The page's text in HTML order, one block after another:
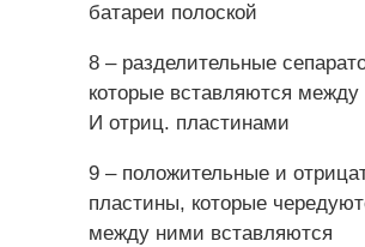
батареи полоской
8 – разделительные
которые вставляются между
И отриц. пластинами
9 – положительные и
пластины, которые
между ними вставляются